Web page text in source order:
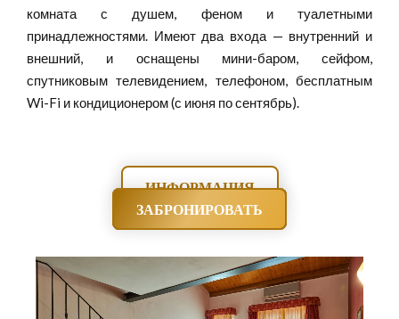
комната с душем, феном и туалетными
принадлежностями. Имеют два входа — внутренний и
внешний, и оснащены мини-баром, сейфом,
спутниковым телевидением, телефоном, бесплатным
Wi-Fi и кондиционером (с июня по сентябрь).
ИНФОРМАЦИЯ
ЗАБРОНИРОВАТЬ